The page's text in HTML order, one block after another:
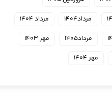
مرداد۱۴۰۴
مرداد ۱۴۰۴
مرداد۱۴۰۵
مهر ۱۴۰۳
مهر ۱۴۰۴